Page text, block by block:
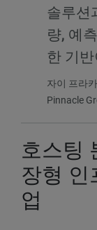
솔루션
량, 예
한 기
자이 프라
Pinnacle
호스팅
장형 인
업